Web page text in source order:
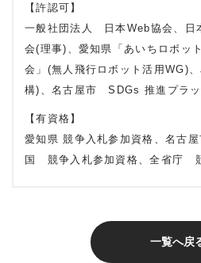
【許認可】
一般社団法人 日本Web協会、日
会(理事)、愛知県「あいちロボッ
会」(無人飛行ロボット活用WG)
構)、名古屋市 SDGs 推進プラ
【有資格】
愛知県 競争入札参加資格、名古
国 競争入札参加資格、全省庁
一覧へ戻